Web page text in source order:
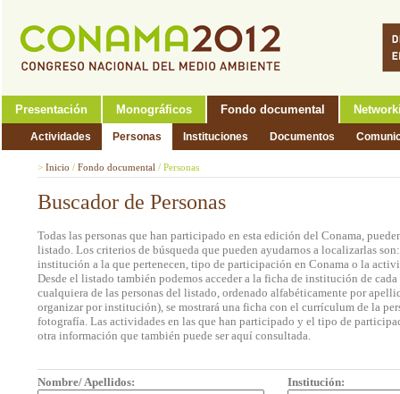
Presentación Monográficos Fondo documental
Actividades Personas Instituciones Documentos
> Inicio / Fondo documental / Personas
Buscador de Personas
Todas las personas que han participado en esta edición del Conama,
listado. Los criterios de búsqueda que pueden ayudarnos a localizarlas
institución a la que pertenecen, tipo de participación en Conama o la
Desde el listado también podemos acceder a la ficha de institución de
cualquiera de las personas del listado, ordenado alfabéticamente por
organizar por institución), se mostrará una ficha con el currículum de la
fotografía. Las actividades en las que han participado y el tipo de
otra información que también puede ser aquí consultada.
Nombre/ Apellidos: Institución: